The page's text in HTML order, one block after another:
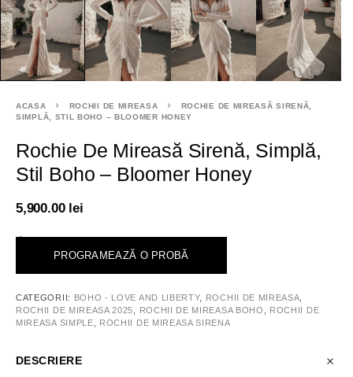
ACASA ROCHII DE MIREASA
ROCHIE DE MIREASĂ SIRENĂ,
SIMPLĂ, STIL BOHO – BLOOMER HONEY
Rochie De Mireasă Sirenă, Simplă,
Stil Boho – Bloomer Honey
5,900.00 lei
<
PROGRAMEAZĂ O PROBĂ
CATEGORII: BOHO - LOVE AND LIBERTY, ROCHII DE MIREASA
ROCHII DE MIREASA 2025
ROCHII DE MIREASA BOHO
ROCHII DE
MIREASA SIMPLE
ROCHII DE MIREASA SIRENA
DESCRIERE